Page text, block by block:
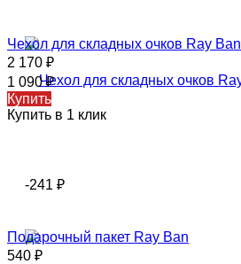
Чехол для складных очков Ray Ban
2 170 ₽
1 090₽
Купить
Купить в 1 клик
-241 ₽
Подарочный пакет Ray Ban
540 ₽